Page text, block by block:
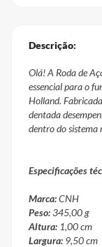
Descrição:
Olá! A Roda de
essencial para o
Holland.
dentada
dentro do sistema
Especificações
Marca:CNH
Peso:345,00 g
Altura: 1,00 cm
Largura: 9,50 cm